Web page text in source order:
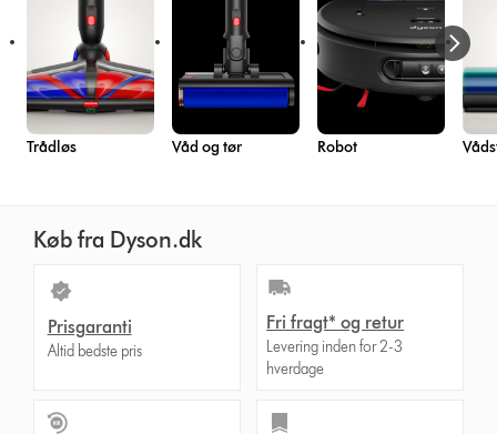
Trådløs Våd og tør Robot
Køb fra Dyson.dk
Prisgaranti
Altid bedste pris
Fri fragt* og retur
Levering inden for 2-3
hverdage